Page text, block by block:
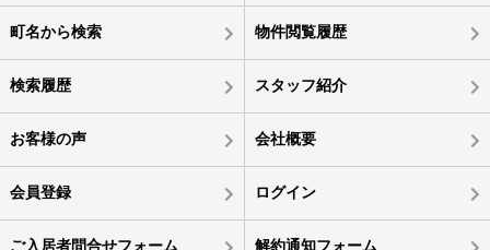
町名から検索 物件閲覧履歴
検索履歴 スタッフ紹介
お客様の声 会社概要
会員登録 ログイン
ご入居者問合せフォーム 解約通知フォーム